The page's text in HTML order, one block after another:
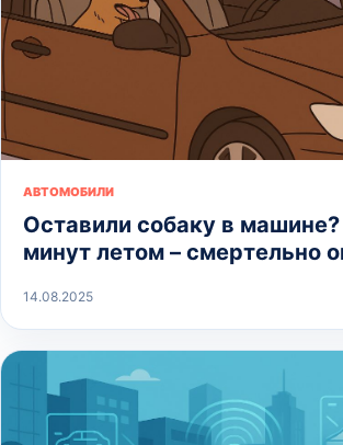
АВТОМОБИЛИ
Оставили собаку в
минут летом – смертельно
14.08.2025